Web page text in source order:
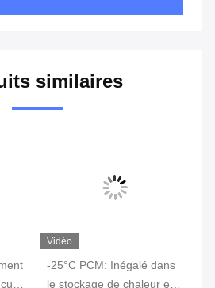
similaires
Vidéo
-25°C PCM: Inégalé dans
le stockage de chaleur et